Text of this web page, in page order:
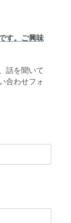
す。ご興味
話を聞いて
合わせフォ